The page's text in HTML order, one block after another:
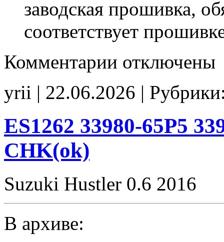
заводская прошивка,
соответствует
Комментарии записи
20260519-
201644
noCHK
отключены
yrii | 22.06.2026 |
ES1262 33980-65P5
CHK(ok)
Suzuki Hustler 0.6 2016
В архиве: